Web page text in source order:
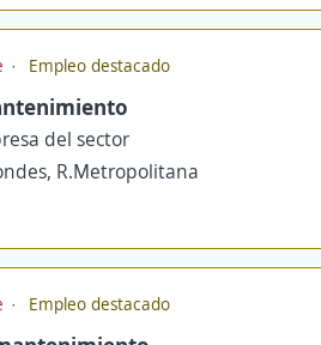
Empleo destacado
del sector
R.Metropolitana
Empleo destacado